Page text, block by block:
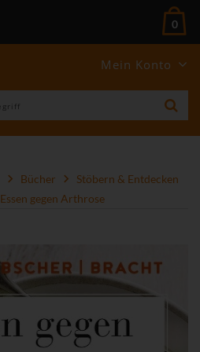
Mein Konto
0
Bücher
Stöbern & Entdecken
Essen gegen Arthrose